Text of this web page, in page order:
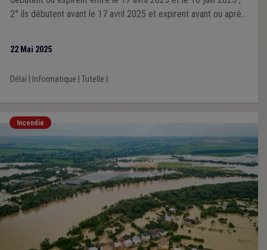
2° ils débutent avant le 17 avril 2025 et expirent avant ou après
22 Mai 2025
Délai Informatique Tutelle
Incendie